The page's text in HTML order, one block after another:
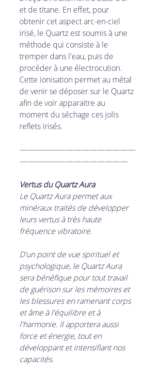
et de titane. En effet, pour
obtenir cet aspect arc-en-ciel
irisé, le Quartz est soumis à une
méthode qui consiste à le
tremper dans l'eau, puis de
procéder à une électrocution.
Cette ionisation permet au métal
de venir se déposer sur le Quartz
afin de voir apparaitre au
moment du séchage ces jolis
reflets irisés.
———————————————
——————————————
Vertus du Quartz Aura
Le Quartz Aura permet aux
minéraux traités de développer
leurs vertus à très haute
fréquence vibratoire.
D'un point de vue spirituel et
psychologique, le Quartz Aura
sera bénéfique pour tout travail
de guérison sur les mémoires et
les blessures en ramenant corps
et âme à l'équilibre et à
l'harmonie. Il apportera aussi
force et énergie, tout en
développant et intensifiant nos
capacités.